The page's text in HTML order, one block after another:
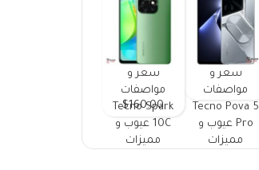
سعر و
مواصفات
Tecno Pova 5
Pro عيوب و
مميزات
سعر و
مواصفات
Tecno Spark
10C عيوب و
مميزات
$160.00